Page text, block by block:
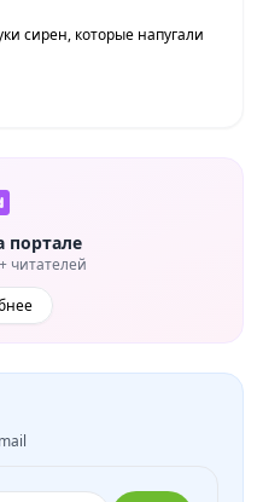
сирен, которые напугали
портале
читателей